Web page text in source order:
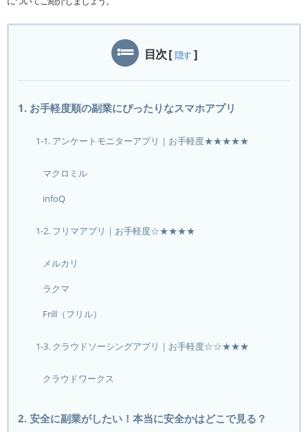
目次[ 隠す ]
1. お手軽度順の副業にぴったりなスマホアプリ
1-1. アンケートモニターアプリ｜お手軽度★★★★★
マクロミル
infoQ
1-2. フリマアプリ｜お手軽度☆★★★★
メルカリ
ラクマ
Frill（フリル）
1-3. クラウドソーシングアプリ｜お手軽度☆☆★★★
クラウドワークス
2. 安全に副業がしたい！本当に安全かはどこで見る？